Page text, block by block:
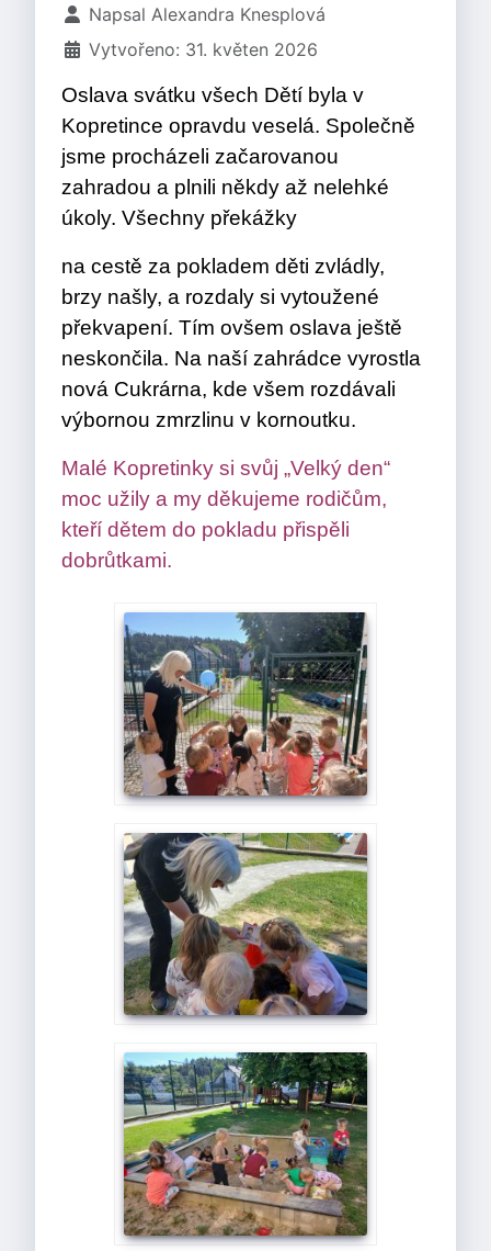
Základní údaje
Napsal Alexandra Knesplová
Vytvořeno: 31. květen 2026
Oslava svátku všech Dětí byla v
Kopretince opravdu veselá. Společně
jsme procházeli začarovanou
zahradou a plnili někdy až nelehké
úkoly. Všechny překážky
na cestě za pokladem děti zvládly,
brzy našly, a rozdaly si vytoužené
překvapení. Tím ovšem oslava ještě
neskončila. Na naší zahrádce vyrostla
nová Cukrárna, kde všem rozdávali
výbornou zmrzlinu v kornoutku.
Malé Kopretinky si svůj „Velký den“
moc užily a my děkujeme rodičům,
kteří dětem do pokladu přispěli
dobrůtkami.